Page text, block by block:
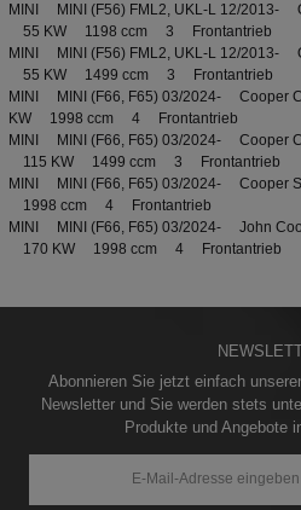
MINI MINI (F56) FML2, UKL-L 12/
55 KW 1198 ccm 3 Frontantrieb
MINI MINI (F56) FML2, UKL-L 12/
55 KW 1499 ccm 3 Frontantrieb
MINI MINI (F66, F65) 03/2024-
KW 1998 ccm 4 Frontantrieb
MINI MINI (F66, F65) 03/2024-
115 KW 1499 ccm 3 Frontantrieb
MINI MINI (F66, F65) 03/2024-
1998 ccm 4 Frontantrieb
MINI MINI (F66, F65) 03/2024- John
170 KW 1998 ccm 4 Frontantrieb
Abonnieren Sie jetzt einfach
Newsletter und Sie werden stets
Produkte und Angebote
Mail-